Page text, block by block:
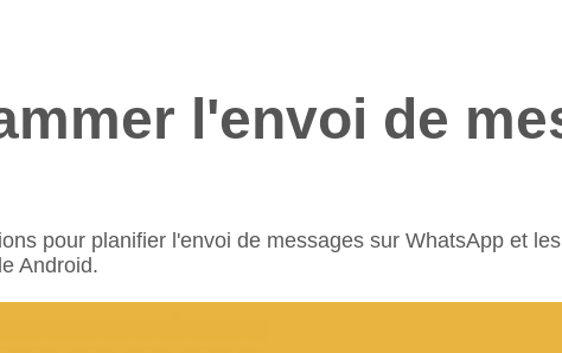
l'envoi de
pour planifier l'envoi de messages sur WhatsApp et
Android.